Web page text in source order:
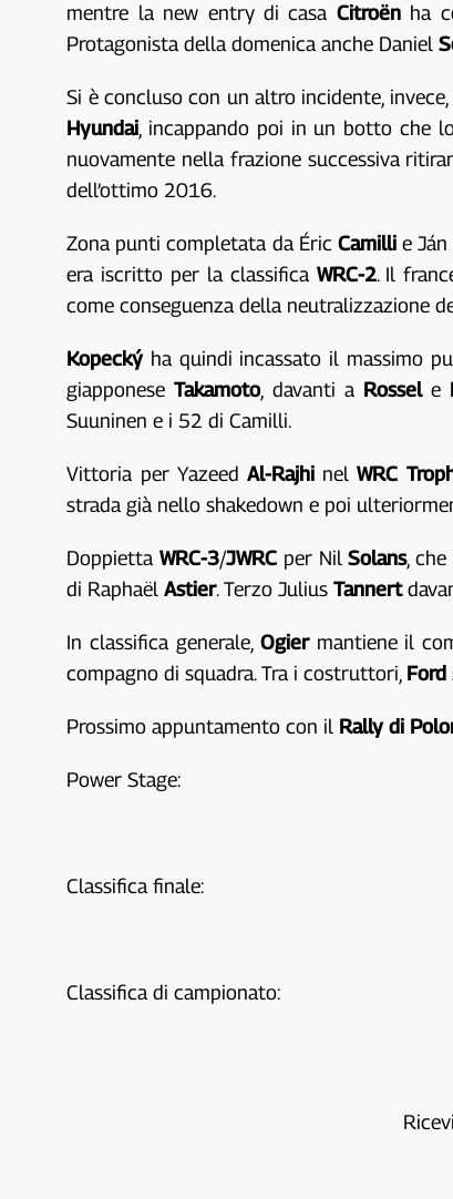
mentre la new entry di casa Citroënha
Protagonista della domenica anche Daniel
Si è concluso con un altro incidente,
Hyundai , incappando poi in un botto che
nuovamente nella frazione successiva
dell’ottimo 2016.
Zona punti completata da Éric Camillie Ján
era iscritto per la classifica WRC-2. Il
come conseguenza della neutralizzazione
Kopeckýha quindi incassato il massimo
giapponeseTakamoto, davanti a Rossele
Suuninen e i 52 di Camilli.
Vittoria per Yazeed Al-RajhinelWRC
strada già nello shakedown e poi
DoppiettaWRC-3/JWRC per NilSolans,
di RaphaëlAstier. Terzo JuliusTannert
In classifica generale, Ogiermantiene il
compagno di squadra. Tra i costruttori, Ford
Prossimo appuntamento con il Rally di
Power Stage:
Classifica finale:
Classifica di campionato: